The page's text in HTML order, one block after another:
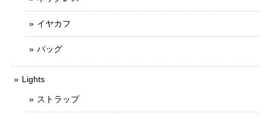
イヤカフ
バッグ
Lights
ストラップ